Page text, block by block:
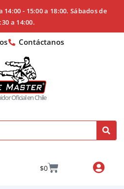
14:00 - 15:00 a 18:00. Sábados de
a 14:00.
Contáctanos
Oficial en Chile
$0Cart